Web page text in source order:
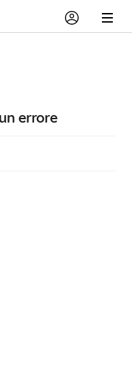
errore